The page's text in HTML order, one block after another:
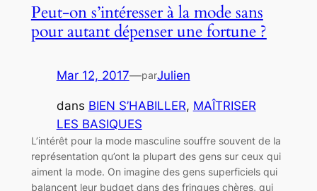
Peut-on s’intéresser à la mode sans
pour autant dépenser une fortune ?
Mar 12, 2017—parJulien
dans BIEN S’HABILLER, MAÎTRISER
LES BASIQUES
L’intérêt pour la mode masculine souffre souvent de la
représentation qu’ont la plupart des gens sur ceux qui
aiment la mode. On imagine des gens superficiels qui
balancent leur budget dans des fringues chères, qui